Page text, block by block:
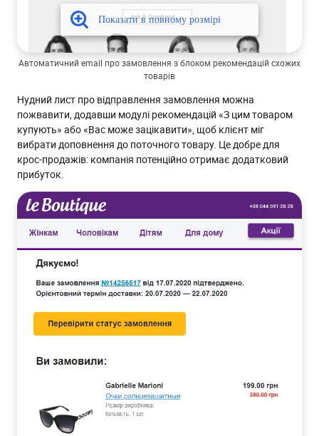
Автоматичний email про замовлення з блоком рекомендацій схожих
товарів
Нудний лист про відправлення замовлення можна
пожвавити, додавши модулі рекомендацій «З цим товаром
купують» або «Вас може зацікавити», щоб клієнт міг
вибрати доповнення до поточного товару. Це добре для
крос-продажів: компанія потенційно отримає додатковий
прибуток.